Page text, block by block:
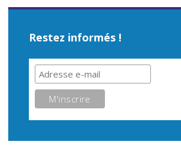
Restez informés !